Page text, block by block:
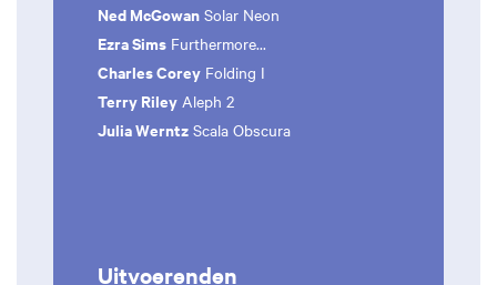
Ned McGowan Solar Neon
Ezra Sims Furthermore...
Charles Corey Folding I
Terry Riley Aleph 2
Julia Werntz Scala Obscura
Uitvoerenden